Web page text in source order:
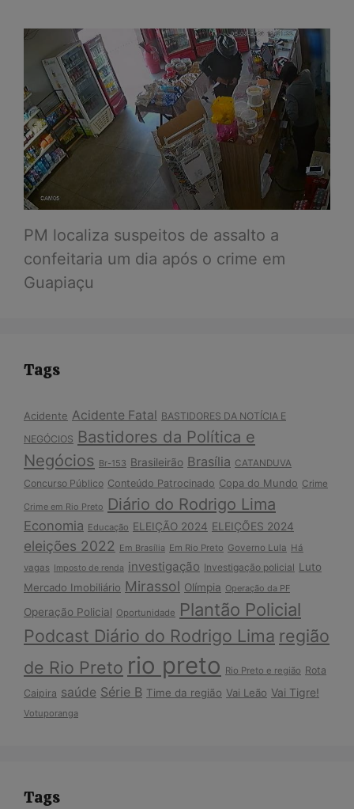
PM localiza suspeitos de assalto a
confeitaria um dia após o crime em
Guapiaçu
Tags
Acidente Acidente Fatal BASTIDORES DA NOTÍCIA E
NEGÓCIOS Bastidores da Política e
Negócios Br-153 Brasileirão Brasília CATANDUVA
Concurso Público Conteúdo Patrocinado Copa do Mundo Crime
Crime em Rio Preto Diário do Rodrigo Lima
Economia Educação ELEIÇÃO 2024 ELEIÇÕES 2024
eleições 2022 Em Brasília Em Rio Preto Governo Lula Há
vagas
Imposto de renda investigação Investigação policial Luto
Mercado Imobiliário Mirassol Olímpia Operação da PF
Operação Policial Oportunidade Plantão Policial
Podcast Diário do Rodrigo Lima região
de Rio Preto rio preto Rio Preto e região Rota
Caipira saúde Série B Time da região Vai Leão Vai Tigre!
Votuporanga
Tags